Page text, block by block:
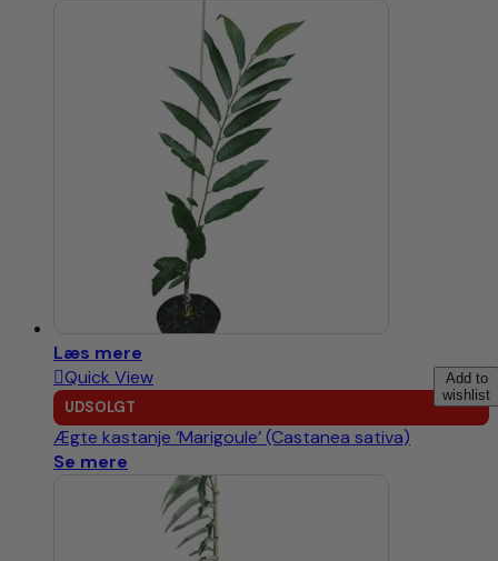
Læs mere
Add to
wishlist
Quick View
UDSOLGT
Ægte kastanje ‘Marigoule’ (Castanea sativa)
Se mere